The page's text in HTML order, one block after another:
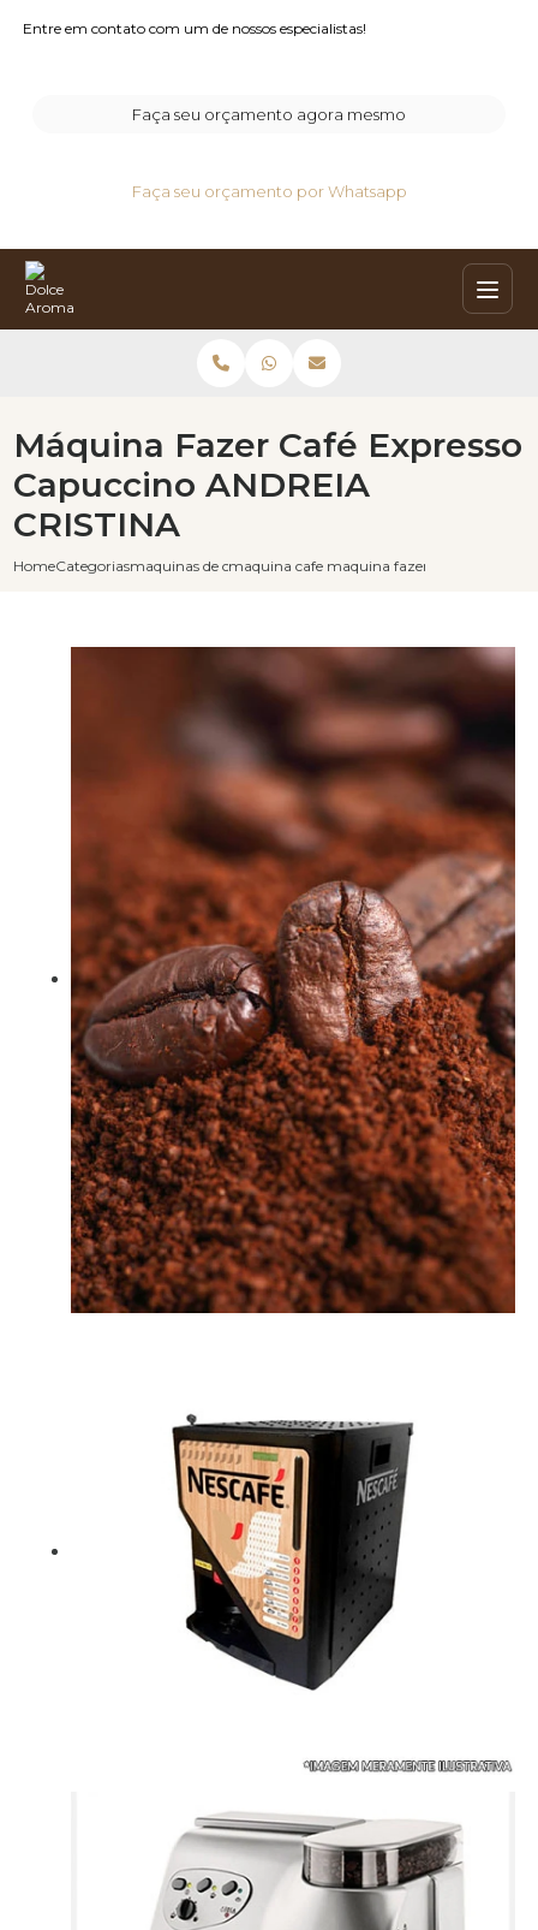
Entre em contato com um de nossos especialistas!
Faça seu orçamento agora mesmo
Faça seu orçamento por Whatsapp
HomeCategoriasmaquinas de cafe capuccino
maquina cafe e capuccinomaquina fazer cafe expresso
Máquina Fazer Café Expresso
Capuccino ANDREIA
CRISTINA